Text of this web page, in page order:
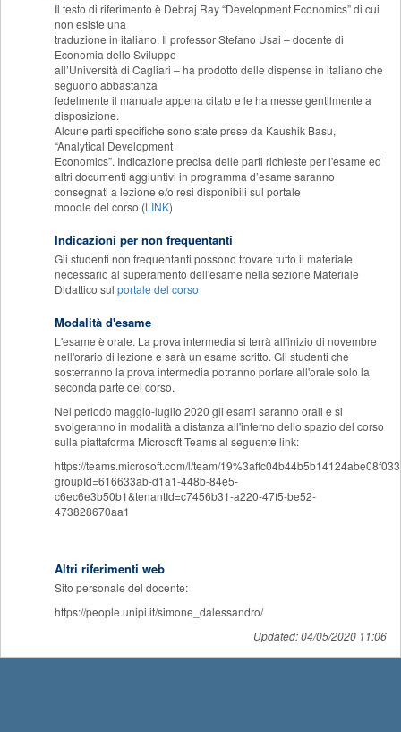
Il testo di riferimento è Debraj Ray “Development Economics” di cui
non esiste una
traduzione in italiano. Il professor Stefano Usai – docente di
Economia dello Sviluppo
all’Università di Cagliari – ha prodotto delle dispense in italiano che
seguono abbastanza
fedelmente il manuale appena citato e le ha messe gentilmente a
disposizione.
Alcune parti specifiche sono state prese da Kaushik Basu,
“Analytical Development
Economics”. Indicazione precisa delle parti richieste per l'esame ed
altri documenti aggiuntivi in programma d’esame saranno
consegnati a lezione e/o resi disponibili sul portale
moodle del corso (LINK)
Indicazioni per non frequentanti
Gli studenti non frequentanti possono trovare tutto il materiale
necessario al superamento dell'esame nella sezione Materiale
Didattico sul portale del corso
Modalità d'esame
L'esame è orale. La prova intermedia si terrà all'inizio di novembre
nell'orario di lezione e sarà un esame scritto. Gli studenti che
sosterranno la prova intermedia potranno portare all'orale solo la
seconda parte del corso.
Nel periodo maggio-luglio 2020 gli esami saranno orali e si
svolgeranno in modalità a distanza all'interno dello spazio del corso
sulla piattaforma Microsoft Teams al seguente link:
https://teams.microsoft.com/l/team/
groupId=616633ab-d1a1-448b-84e5-
c6ec6e3b50b1&tenantId=c7456b31-a220-47f5-be52-
473828670aa1
Altri riferimenti web
Sito personale del docente:
https://people.unipi.it/simone_dalessandro/
Updated: 04/05/2020 11:06